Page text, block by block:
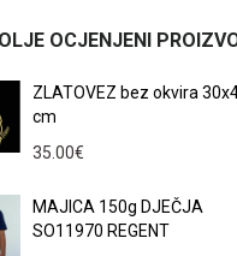
OCJENJENI
ZLATOVEZ bez okvira
cm
35.00€
MAJICA 150g DJEČJA
SO11970 REGENT